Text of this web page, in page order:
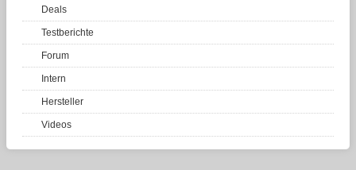
Deals
Testberichte
Forum
Intern
Hersteller
Videos